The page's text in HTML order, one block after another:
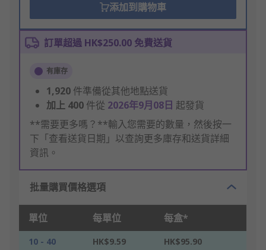
添加到購物車
訂單超過 HK$250.00 免費送貨
有庫存
1,920 件準備從其他地點送貨
加上 400 件從 2026年9月08日 起發貨
**需要更多嗎？**輸入您需要的數量，然後按一
下「查看送貨日期」以查詢更多庫存和送貨詳細
資訊。
批量購買價格選項
單位 每單位 每盒*
10 - 40 HK$9.59
HK$95.90